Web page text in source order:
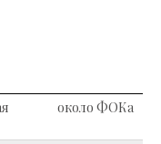
около ФОКа